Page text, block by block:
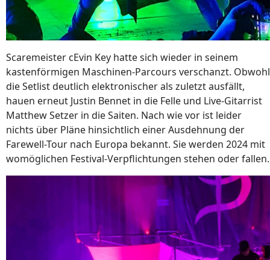
Scaremeister cEvin Key hatte sich wieder in seinem
kastenförmigen Maschinen-Parcours verschanzt. Obwohl
die Setlist deutlich elektronischer als zuletzt ausfällt,
hauen erneut Justin Bennet in die Felle und Live-Gitarrist
Matthew Setzer in die Saiten. Nach wie vor ist leider
nichts über Pläne hinsichtlich einer Ausdehnung der
Farewell-Tour nach Europa bekannt. Sie werden 2024 mit
womöglichen Festival-Verpflichtungen stehen oder fallen.